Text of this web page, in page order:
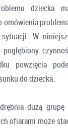
dziecka
omówienia
W
powzięcia
do dziecka.
dużą grupę
ofiarami może